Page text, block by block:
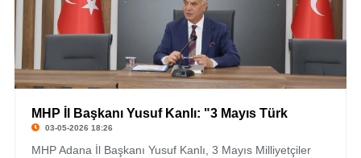
MHP İl Başkanı Yusuf Kanlı: "3 Mayıs Türk
03-05-2026 18:26
MHP Adana İl Başkanı Yusuf Kanlı, 3 Mayıs Milliyetçiler